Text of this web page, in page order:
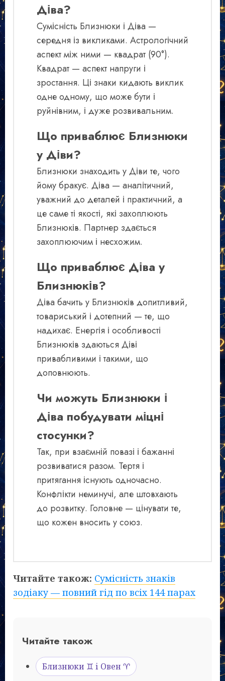
Діва?
Сумісність Близнюки і Діва —
середня із викликами. Астрологічний
аспект між ними — квадрат (90°).
Квадрат — аспект напруги і
зростання. Ці знаки кидають виклик
одне одному, що може бути і
руйнівним, і дуже розвивальним.
Що приваблює Близнюки
у Діви?
Близнюки знаходить у Діви те, чого
йому бракує. Діва — аналітичний,
уважний до деталей і практичний, а
це саме ті якості, які захоплюють
Близнюків. Партнер здається
захоплюючим і несхожим.
Що приваблює Діва у
Близнюків?
Діва бачить у Близнюків допитливий,
товариський і дотепний — те, що
надихає. Енергія і особливості
Близнюків здаються Діві
привабливими і такими, що
доповнюють.
Чи можуть Близнюки і
Діва побудувати міцні
стосунки?
Так, при взаємній повазі і бажанні
розвиватися разом. Тертя і
притягання існують одночасно.
Конфлікти неминучі, але штовхають
до розвитку. Головне — цінувати те,
що кожен вносить у союз.
Читайте також: Сумісність знаків
зодіаку — повний гід по всіх 144 парах
Читайте також
Близнюки ♊ і Овен ♈